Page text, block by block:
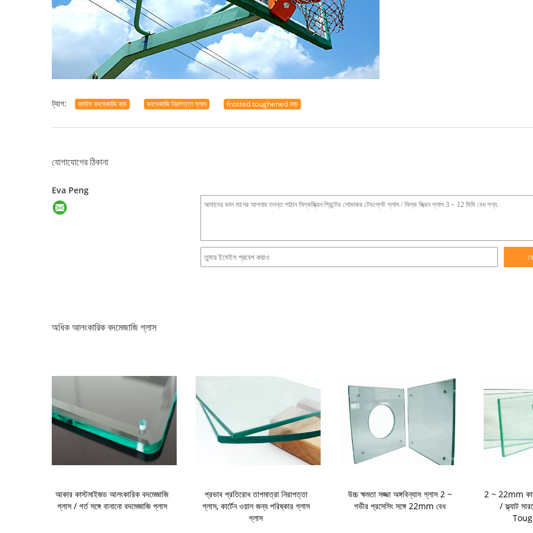
ট্যাগ: কাস্টম বদমেজাজি কাচ বদমেজাজি নিরাপত্তা গ্লাস frosted toughened কাচ
যোগাযোগের ঠিকানা
Eva Peng
অধিক আলংকারিক বদমেজাজি গ্লাস
আকার কাস্টমাইজড আলংকারিক বদমেজাজি
গ্লাস / গর্ত সঙ্গে বানানো বদমেজাজি গ্লাস
প্রভাব প্রতিরোধ তাপমাত্রা নিরাপত্তা
গ্লাস, কার্টেন ওয়াল জন্য পরিষ্কার গ্লাস
গ্লাস
উচ্চ ক্ষমতা সজ্জা অঙ্গবিন্যাস গ্লাস 2 ~
গভীর প্রসেসিং সঙ্গে 22mm বেধ
2 ~ 22mm
/ ফ্ল্যাট